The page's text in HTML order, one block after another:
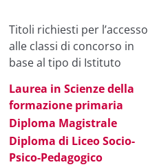
Titoli richiesti per l’accesso
alle classi di concorso in
base al tipo di Istituto
Laurea in Scienze della
formazione primaria
Diploma Magistrale
Diploma di Liceo Socio-
Psico-Pedagogico